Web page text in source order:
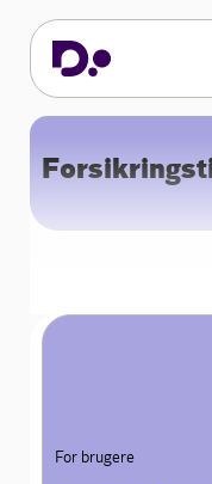
For brugere